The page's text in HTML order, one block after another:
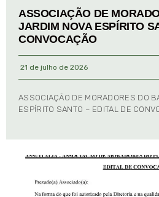
ASSOCIAÇÃO DE
JARDIM NOVA ESPÍRITO
CONVOCAÇÃO
21 de julho de 2026
ASSOCIAÇÃO DE MORADORES DO
ESPÍRITO SANTO – EDITAL DE